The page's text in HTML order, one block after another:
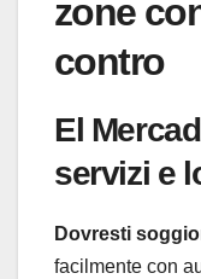
zone
contro
El
servizi e
Dovresti
facilmente con